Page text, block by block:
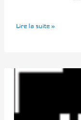
Lire la suite »